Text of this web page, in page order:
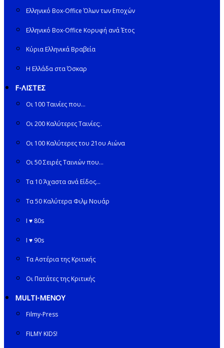
Ελληνικό Box-Office Όλων των Εποχών
Ελληνικό Box-Office Κορυφή ανά Έτος
Κύρια Ελληνικά Βραβεία
Η Ελλάδα στα Όσκαρ
F-ΛΙΣΤΕΣ
Οι 100 Ταινίες που…
Οι 200 Καλύτερες Ταινίες;.
Οι 100 Καλύτερες του 21ου Αιώνα
Οι 50 Σειρές Ταινιών που…
Τα 10 Άχαστα ανά Είδος…
Τα 50 Καλύτερα Φιλμ Νουάρ
I ♥ 80s
I ♥ 90s
Τα Αστέρια της Κριτικής
Οι Πατάτες της Κριτικής
MULTI-ΜΕΝΟΥ
Filmy-Press
FILMY KIDS!